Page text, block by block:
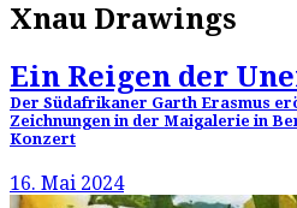
Xnau Drawings
Ein Reigen der
Der Südafrikaner Garth Erasmus
Zeichnungen in der Maigalerie in
Konzert
16. Mai 2024